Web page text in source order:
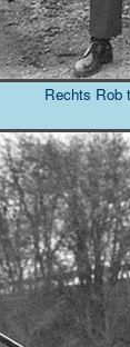
Rechts Rob